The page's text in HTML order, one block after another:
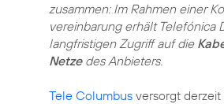
zusammen: Im Rahmen einer
vereinbarung erhält Telefónica
langfristigen Zugriff auf die
Netzedes Anbieters.
Tele Columbus versorgt